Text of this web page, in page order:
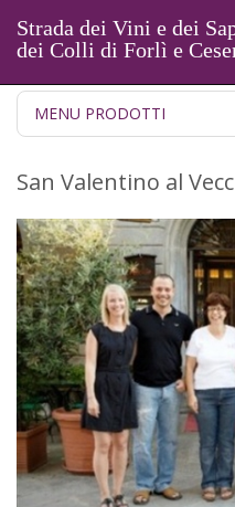
Strada dei Vini e dei
dei Colli di Forlì e
MENU PRODOTTI
San Valentino al